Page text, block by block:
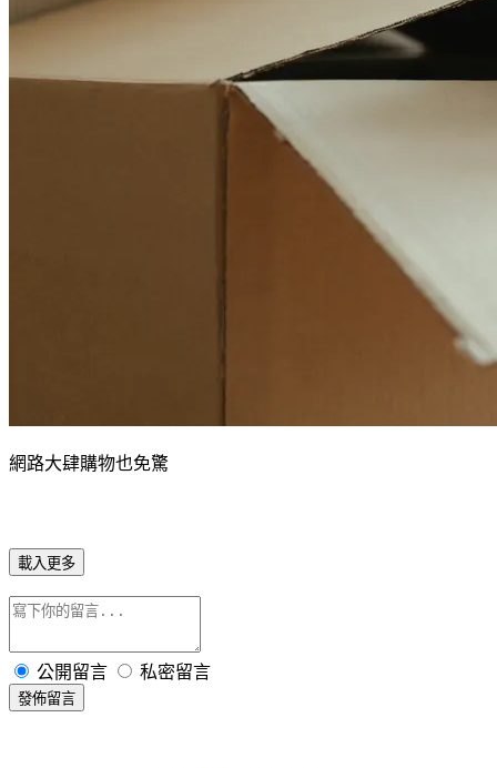
網路大肆購物也免驚
載入更多
公開留言 私密留言
發佈留言